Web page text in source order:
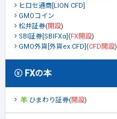
ヒロセ通商[LION CFD]
GMOコイン
松井証券(開設)
SBI証券[SBIFXα] (FX開設)
GMO外貨[外貨ex CFD] (CFD開設)
FXの本
ひまわり証券(開設)